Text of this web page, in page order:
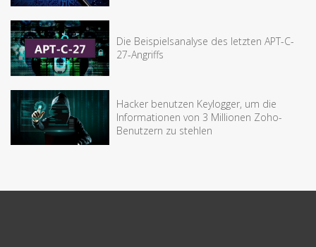
Die Beispielsanalyse des letzten APT-C-
27-Angriffs
Hacker benutzen Keylogger, um die
Informationen von 3 Millionen Zoho-
Benutzern zu stehlen